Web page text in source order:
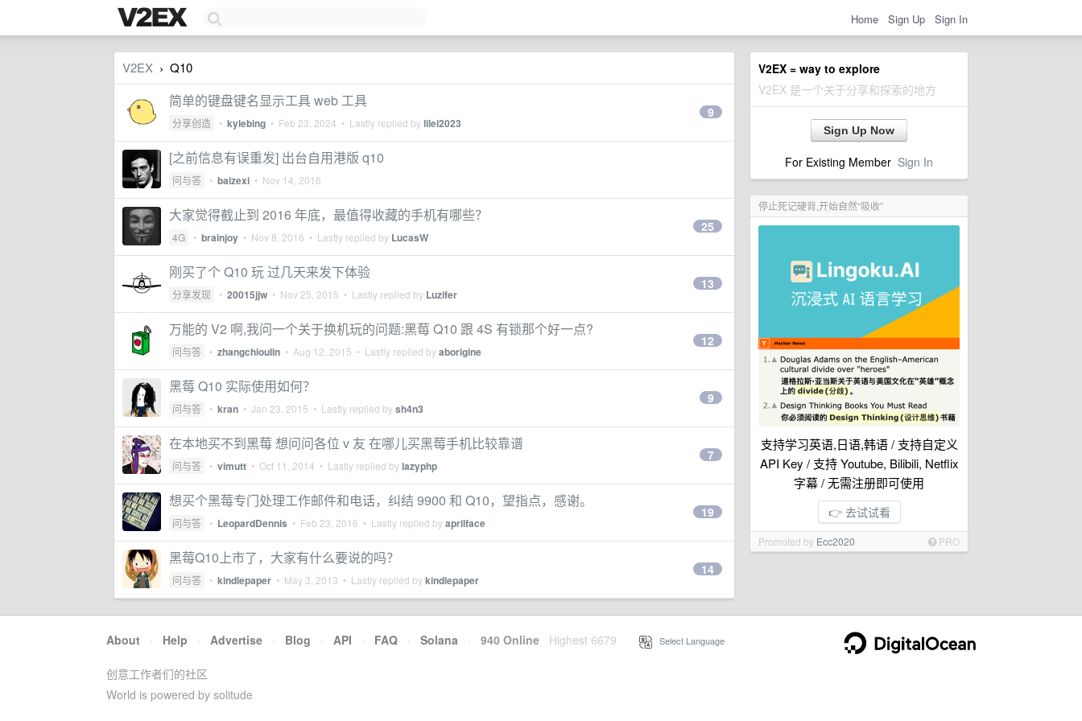
Home Sign Up Sign In
V2EX = way to explore
V2EX 是一个关于分享和探索的地方
Sign Up Now
For Existing Member Sign In
停止死记硬背,开始自然“吸收”
支持学习英语,日语,韩语 / 支持自定义
API Key / 支持 Youtube, Bilibili, Netflix
字幕 / 无需注册即可使用
👉 去试试看
Promoted by Ecc2020 PRO
V2EX › Q10
简单的键盘键名显示工具 web 工具
分享创造 • kylebing • Feb 23, 2024 • Lastly replied bylilei2023
9
[之前信息有误重发] 出台自用港版 q10
问与答 • baizexi • Nov 14, 2016
大家觉得截止到 2016 年底，最值得收藏的手机有哪些？
4G • brainjoy • Nov 8, 2016 • Lastly replied by LucasW
25
刚买了个 Q10 玩 过几天来发下体验
分享发现 • 20015jjw • Nov 25, 2015 • Lastly replied by Luzifer
13
万能的 V2 啊,我问一个关于换机玩的问题:黑莓 Q10 跟 4S 有锁那个好一点?
问与答 • zhangchioulin • Aug 12, 2015 • Lastly replied byaborigine
12
黑莓 Q10 实际使用如何？
问与答 • kran • Jan 23, 2015 • Lastly replied bysh4n3
9
在本地买不到黑莓 想问问各位 v 友 在哪儿买黑莓手机比较靠谱
问与答 • vimutt • Oct 11, 2014 • Lastly replied bylazyphp
7
想买个黑莓专门处理工作邮件和电话，纠结 9900 和 Q10，望指点，感谢。
问与答 • LeopardDennis • Feb 23, 2016 • Lastly replied byaprilface
19
黑莓Q10上市了，大家有什么要说的吗？
问与答 • kindlepaper • May 3, 2013 • Lastly replied bykindlepaper
14
About · Help · Advertise · Blog · API · FAQ · Solana · 940 Online Highest 6679 Select Language
创意工作者们的社区
World is powered by solitude